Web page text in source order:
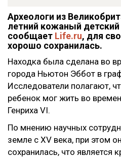
Археологи из
летний кожаный
сообщает Life.ru, для
хорошо сохранилась.
Находка была сделана во
города Ньютон Эббот в
Исследователи полагают,
ребенок мог жить во
Генриха VI.
По мнению научных
земле с XV века, при этом
сохранилась, что является